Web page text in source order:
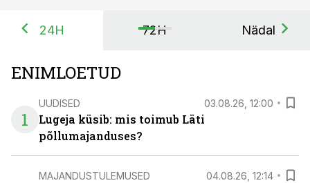
24H 72H Nädal
ENIMLOETUD
1
UUDISED 03.08.26, 12:00
Lugeja küsib: mis toimub Läti
põllumajanduses?
MAJANDUSTULEMUSED 04.08.26, 12:14